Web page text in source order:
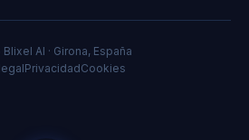
AI · Girona, España
PrivacidadCookies